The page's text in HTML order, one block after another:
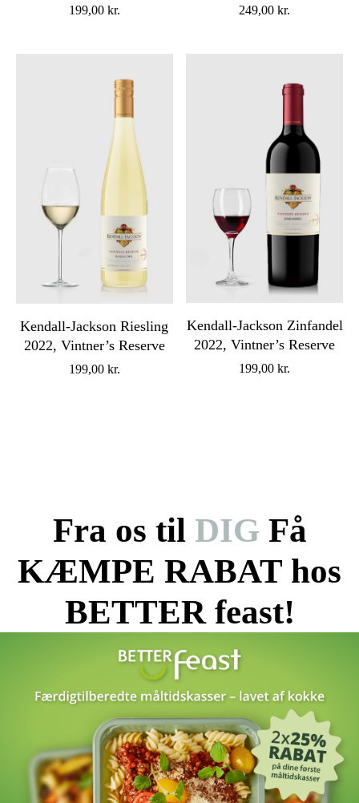
199,00 kr. 249,00kr.
Kendall-Jackson Riesling
2022, Vintner’s Reserve
199,00 kr.
Kendall-Jackson Zinfandel
2022, Vintner’s Reserve
199,00kr.
Fra os til DIG Få
KÆMPE RABAT hos
BETTER feast!